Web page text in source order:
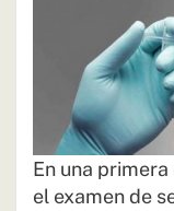
En una
el examen de